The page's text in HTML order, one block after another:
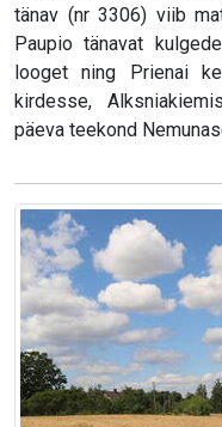
tänav (nr 3306) viib
Paupio tänavat
looget ning Prienai
kirdesse,
päeva teekond